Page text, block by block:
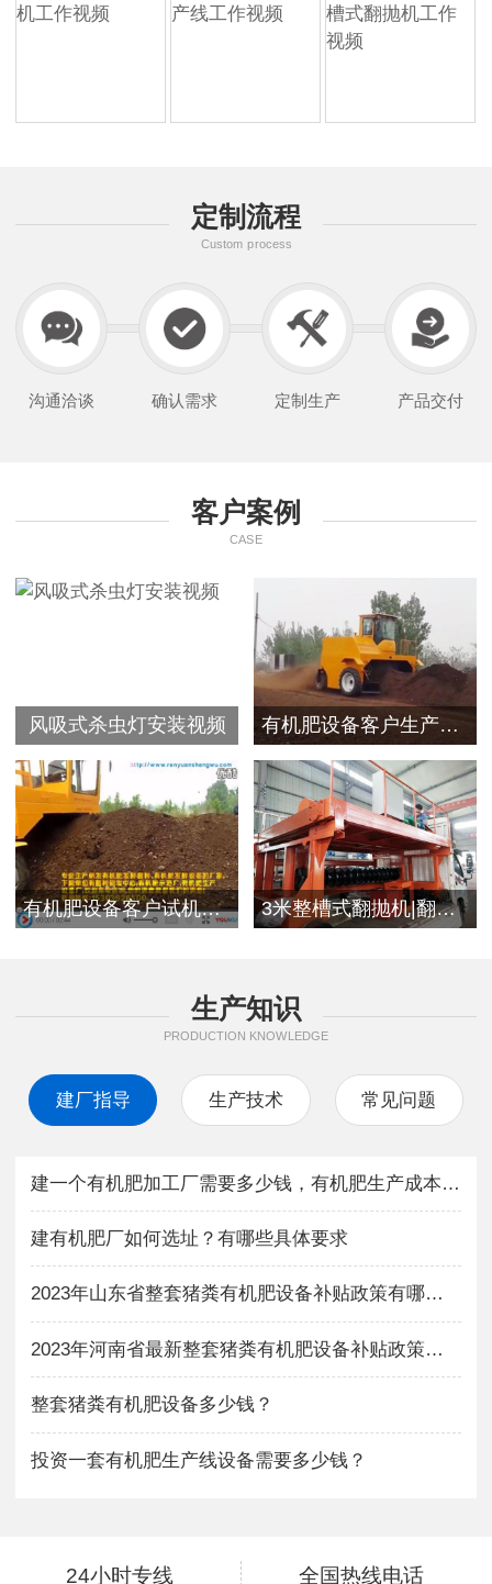
定制流程
Custom process
沟通洽谈 确认需求 定制生产 产品交付
客户案例
CASE
风吸式杀虫灯安装视频 有机肥设备客户生产视频
有机肥设备客户试机现场 3米整槽式翻抛机|翻堆机发往浙江客户
生产知识
PRODUCTION KNOWLEDGE
建厂指导 生产技术 常见问题
建一个有机肥加工厂需要多少钱，有机肥生产成本与利润如何？
建有机肥厂如何选址？有哪些具体要求
2023年山东省整套猪粪有机肥设备补贴政策有哪些？
2023年河南省最新整套猪粪有机肥设备补贴政策有哪些？
整套猪粪有机肥设备多少钱？
投资一套有机肥生产线设备需要多少钱？
24小时专线 全国热线电话